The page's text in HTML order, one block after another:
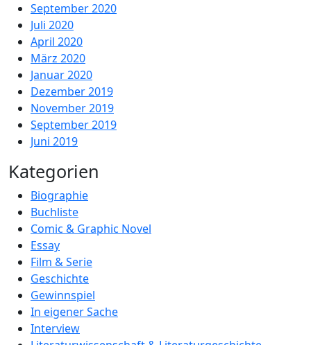
September 2020
Juli 2020
April 2020
März 2020
Januar 2020
Dezember 2019
November 2019
September 2019
Juni 2019
Kategorien
Biographie
Buchliste
Comic & Graphic Novel
Essay
Film & Serie
Geschichte
Gewinnspiel
In eigener Sache
Interview